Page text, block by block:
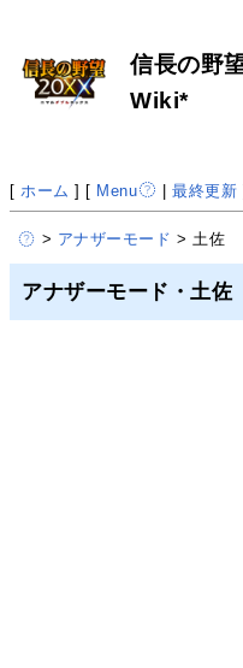
信長の野
Wiki*
[ ホーム ] [ Menu |最終更新
> アナザーモード > 土佐
アナザーモード・土佐